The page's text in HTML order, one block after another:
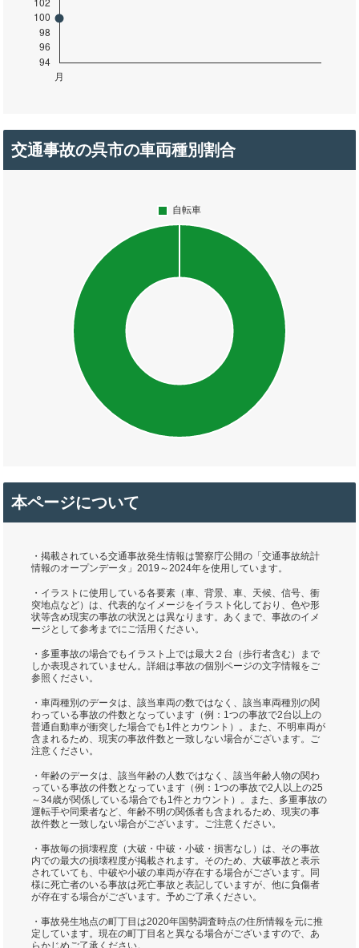
交通事故の呉市の車両種別割合
本ページについて
・掲載されている交通事故発生情報は警察庁公開の「交通事故統計
情報のオープンデータ」2019～2024年を使用しています。
・イラストに使用している各要素（車、背景、車、天候、信号、衝
突地点など）は、代表的なイメージをイラスト化しており、色や形
状等含め現実の事故の状況とは異なります。あくまで、事故のイメ
ージとして参考までにご活用ください。
・多重事故の場合でもイラスト上では最大２台（歩行者含む）まで
しか表現されていません。詳細は事故の個別ページの文字情報をご
参照ください。
・車両種別のデータは、該当車両の数ではなく、該当車両種別の関
わっている事故の件数となっています（例：1つの事故で2台以上の
普通自動車が衝突した場合でも1件とカウント）。また、不明車両が
含まれるため、現実の事故件数と一致しない場合がございます。ご
注意ください。
・年齢のデータは、該当年齢の人数ではなく、該当年齢人物の関わ
っている事故の件数となっています（例：1つの事故で2人以上の25
～34歳が関係している場合でも1件とカウント）。また、多重事故の
運転手や同乗者など、年齢不明の関係者も含まれるため、現実の事
故件数と一致しない場合がございます。ご注意ください。
・事故毎の損壊程度（大破・中破・小破・損害なし）は、その事故
内での最大の損壊程度が掲載されます。そのため、大破事故と表示
されていても、中破や小破の車両が存在する場合がございます。同
様に死亡者のいる事故は死亡事故と表記していますが、他に負傷者
が存在する場合がございます。予めご了承ください。
・事故発生地点の町丁目は2020年国勢調査時点の住所情報を元に推
定しています。現在の町丁目名と異なる場合がございますので、あ
らかじめご了承ください。